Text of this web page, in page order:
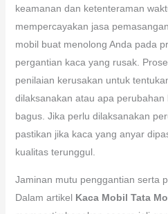
keamanan dan ketenteraman
mempercayakan jasa
mobil buat menolong Anda pada
pergantian kaca yang rusak.
penilaian kerusakan untuk
dilaksanakan atau apa
bagus. Jika perlu dilaksanakan
pastikan jika kaca yang anyar
kualitas terunggul.
Jaminan mutu penggantian serta
Dalam artikel Kaca Mobil Tata